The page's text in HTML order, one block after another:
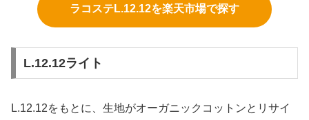
ラコステL.12.12を楽天市場で探す
L.12.12ライト
L.12.12をもとに、生地がオーガニックコットンとリサイ